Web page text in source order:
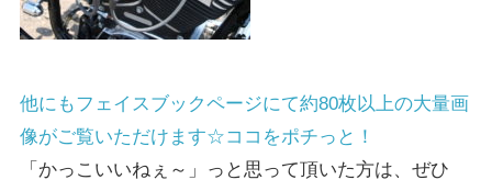
他にもフェイスブックページにて約80枚以上の大量画
像がご覧いただけます☆ココをポチっと！
「かっこいいねぇ～」っと思って頂いた方は、ぜひ